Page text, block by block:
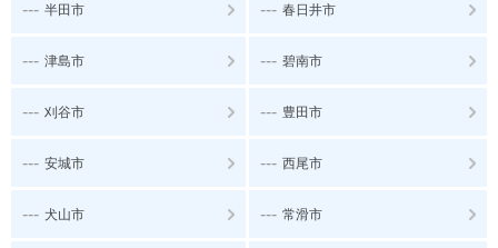
--- 半田市 --- 春日井市
--- 津島市 --- 碧南市
--- 刈谷市 --- 豊田市
--- 安城市 --- 西尾市
--- 犬山市 --- 常滑市